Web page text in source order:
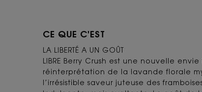
CE QUE C'EST
LA LIBERTÉ A UN GOÛT​
LIBRE Berry Crush est une nouvelle
réinterprétation de la lavande florale
l’irrésistible saveur juteuse des